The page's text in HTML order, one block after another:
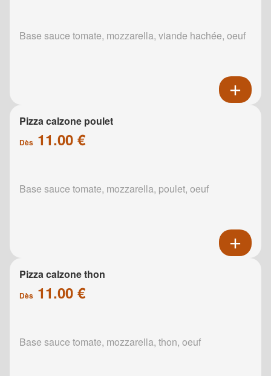
Base sauce tomate, mozzarella, viande hachée, oeuf
Pizza calzone poulet
Dès 11.00 €
Base sauce tomate, mozzarella, poulet, oeuf
Pizza calzone thon
Dès 11.00 €
Base sauce tomate, mozzarella, thon, oeuf